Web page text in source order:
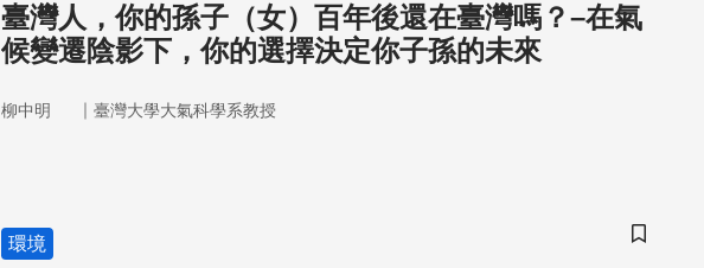
臺灣人，你的孫子（女）百年後還在臺灣嗎？–在氣
候變遷陰影下，你的選擇決定你子孫的未來
柳中明 ｜ 臺灣大學大氣科學系教授
儲存書籤
環境